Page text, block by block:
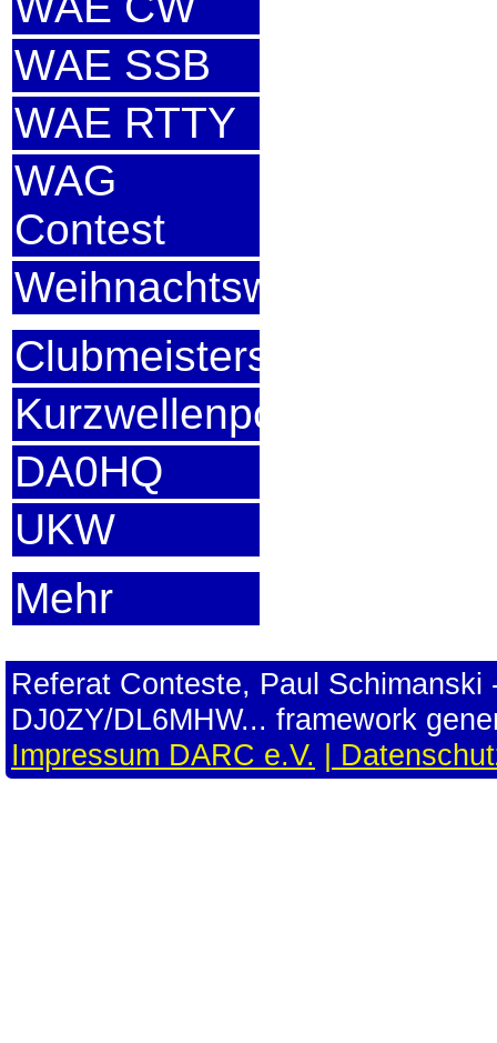
WAE SSB
WAE RTTY
WAG
Contest
Weihnachtswettbewerb
Clubmeisterschaft
Kurzwellenpokal
DA0HQ
UKW
Mehr
Referat Conteste, Paul
DJ0ZY/DL6MHW... framework
Impressum DARC e.V. |